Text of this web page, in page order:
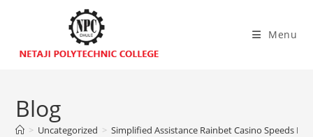
Menu
Blog
> Uncategorized > Simplified Assistance Rainbet Casino Speeds